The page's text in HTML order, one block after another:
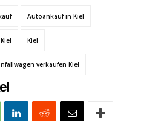
Autoankauf in Kiel
Kiel
verkaufen Kiel